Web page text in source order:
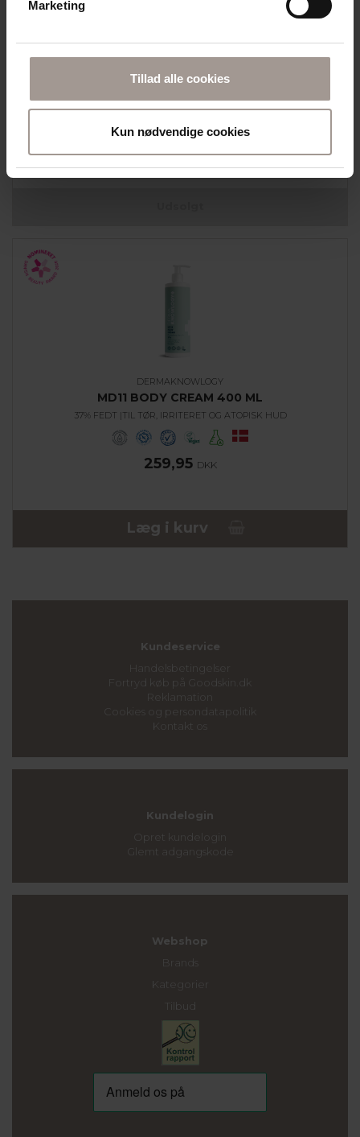
Marketing
Tillad alle cookies
Kun nødvendige cookies
DERMAKNOWLOGY
40% FEDT | HURTIGABSORBERENDE CREME TIL MEGET TØR OG SART
95,95DKK
DERMAKNOWLOGY
MD11 BODY CREAM 400 ML
37% FEDT |TIL TØR, IRRITERET OG ATOPISK HUD
259,95 DKK
Læg i kurv
Kundeservice
Handelsbetingelser
Fortryd køb på Goodskin.dk
Reklamation
Cookies og persondatapolitik
Kontakt os
Kundelogin
Opret kundelogin
Glemt adgangskode
Webshop
Brands
Kategorier
Tilbud